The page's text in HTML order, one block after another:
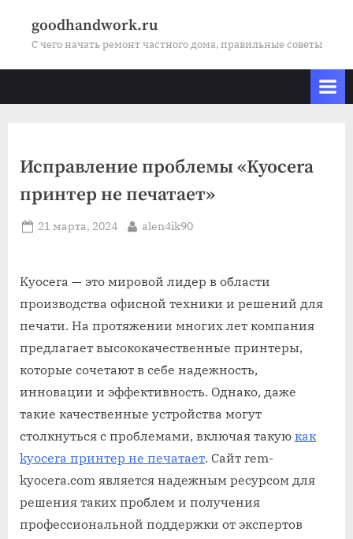
goodhandwork.ru
С чего начать ремонт частного дома, правильные советы
Исправление проблемы «Kyocera
принтер не печатает»
Posted
21 марта, 2024 By
alen4ik90
Kyocera — это мировой лидер в области
производства офисной техники и решений для
печати. На протяжении многих лет компания
предлагает высококачественные принтеры,
которые сочетают в себе надежность,
инновации и эффективность. Однако, даже
такие качественные устройства могут
столкнуться с проблемами, включая такую как
kyocera принтер не печатает. Сайт rem-
kyocera.com является надежным ресурсом для
решения таких проблем и получения
профессиональной поддержки от экспертов